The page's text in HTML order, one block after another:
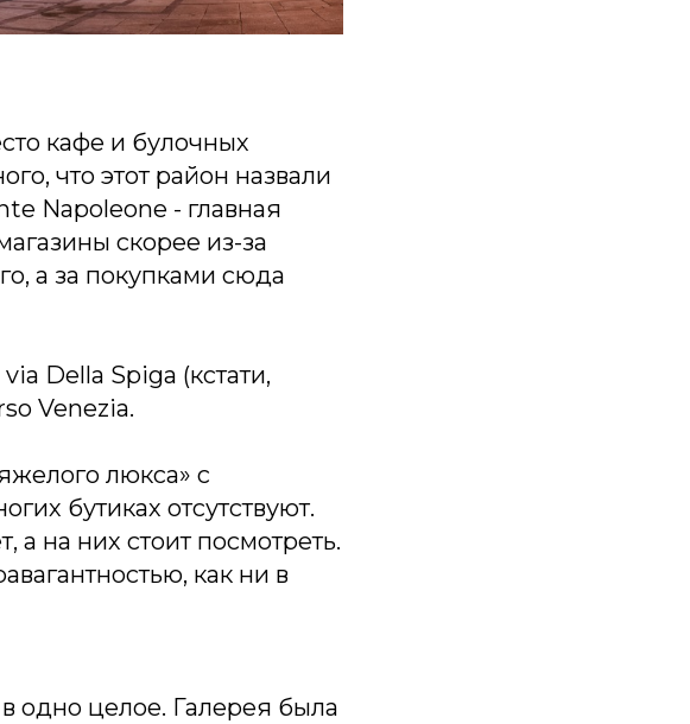
кафе и булочных
что этот район назвали
Napoleone - главная
скорее из-за
а за покупками сюда
Della Spiga (кстати,
Venezia.
люкса» с
бутиках отсутствуют.
а на них стоит посмотреть.
как ни в
одно целое. Галерея была